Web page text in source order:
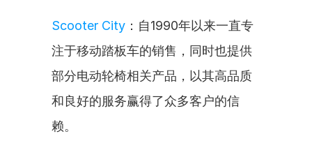
Scooter City ：自1990年以来一直专
注于移动踏板车的销售，同时也提供
部分电动轮椅相关产品，以其高品质
和良好的服务赢得了众多客户的信
赖。